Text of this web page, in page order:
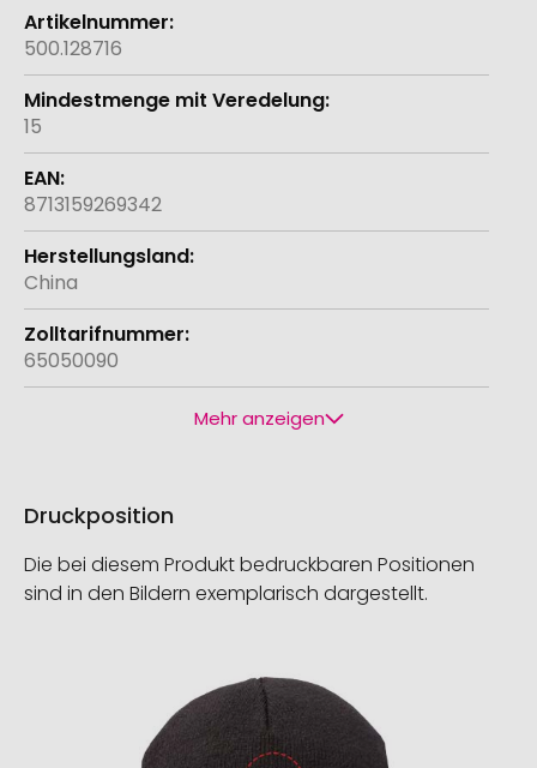
500.128716
15
8713159269342
China
65050090
Mehr anzeigen
Druckposition
Die bei diesem Produkt bedruckbaren Positionen
sind in den Bildern exemplarisch dargestellt.